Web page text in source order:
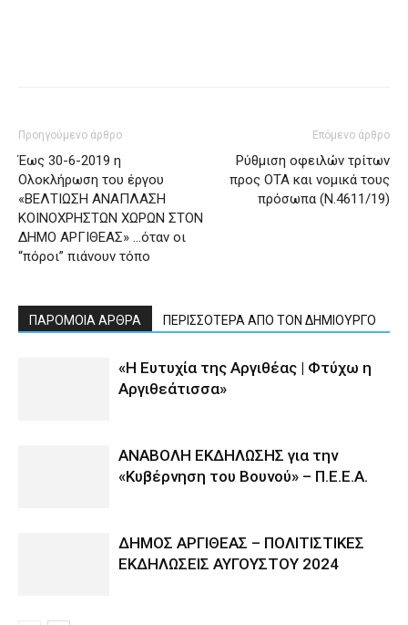
Προηγούμενο άρθρο
Έως 30-6-2019 η
Ολοκλήρωση του έργου
«ΒΕΛΤΙΩΣΗ ΑΝΑΠΛΑΣΗ
ΚΟΙΝΟΧΡΗΣΤΩΝ ΧΩΡΩΝ ΣΤΟΝ
ΔΗΜΟ ΑΡΓΙΘΕΑΣ» …όταν οι
“πόροι” πιάνουν τόπο
Επόμενο άρθρο
Ρύθμιση οφειλών τρίτων
προς ΟΤΑ και νομικά τους
πρόσωπα (Ν.4611/19)
ΠΑΡΟΜΟΙΑ ΑΡΘΡΑ ΠΕΡΙΣΣΟΤΕΡΑ ΑΠΟ ΤΟΝ ΔΗΜΙΟΥΡΓΟ
«Η Ευτυχία της Αργιθέας | Φτύχω η
Αργιθεάτισσα»
ΑΝΑΒΟΛΗ ΕΚΔΗΛΩΣΗΣ για την
«Κυβέρνηση του Βουνού» – Π.Ε.Ε.Α.
ΔΗΜΟΣ ΑΡΓΙΘΕΑΣ – ΠΟΛΙΤΙΣΤΙΚΕΣ
ΕΚΔΗΛΩΣΕΙΣ ΑΥΓΟΥΣΤΟΥ 2024